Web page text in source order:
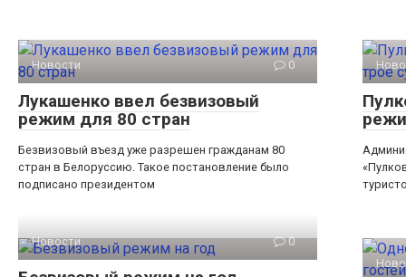
Новости 0
Лукашенко ввел безвизовый
режим для 80 стран
Безвизовый въезд уже разрешен гражданам 80
стран в Белоруссию. Такое постановление было
подписано президентом
Новости 0